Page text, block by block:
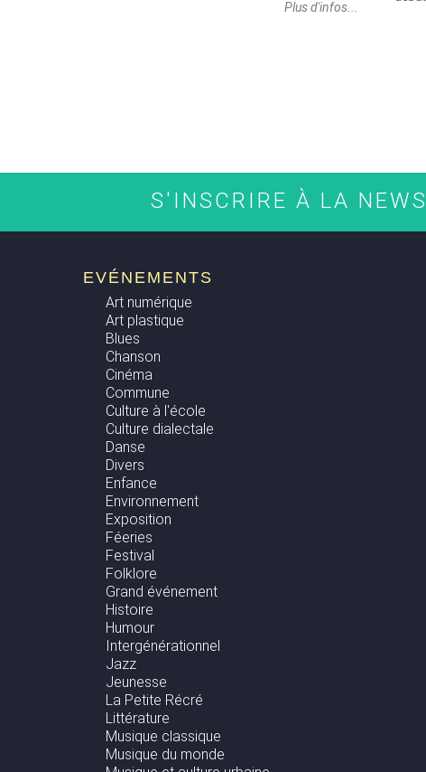
Plus d'infos...
S'INSCRIRE À LA
EVÉNEMENTS
Art numérique
Art plastique
Blues
Chanson
Cinéma
Commune
Culture à l'école
Culture dialectale
Danse
Divers
Enfance
Environnement
Exposition
Féeries
Festival
Folklore
Grand événement
Histoire
Humour
Intergénérationnel
Jazz
Jeunesse
La Petite Récré
Littérature
Musique classique
Musique du monde